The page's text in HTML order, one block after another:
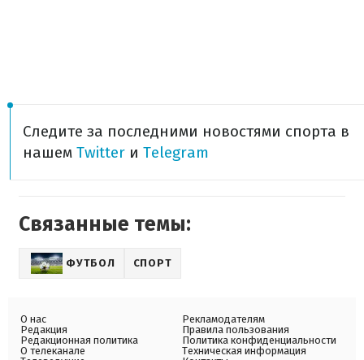
Следите за последними новостями спорта в
нашем Twitter и Telegram
Связанные темы:
ФУТБОЛ СПОРТ
О нас
Редакция
Редакционная политика
О телеканале
Рекламодателям
Правила пользования
Политика конфиденциальности
Техническая информация